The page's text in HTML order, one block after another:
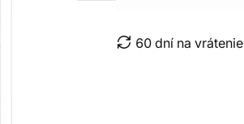
60 dní na vrátenie